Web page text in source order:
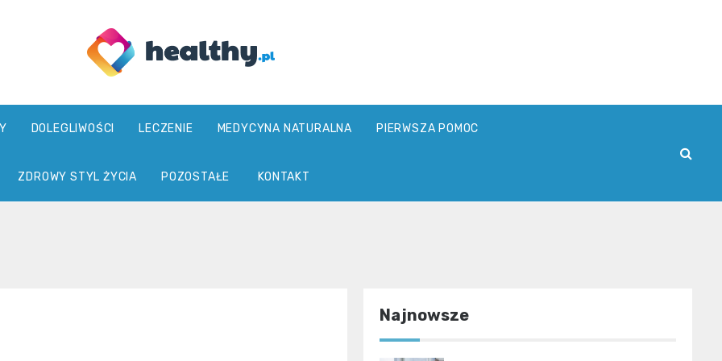
healthy.pl
DOLEGLIWOŚCI LECZENIE MEDYCYNA NATURALNA PIERWSZA POMOC
ZDROWY STYL ŻYCIA POZOSTAŁE KONTAKT
Najnowsze